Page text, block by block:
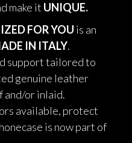
make it UNIQUE.
FOR YOU is an
IN ITALY.
support tailored to
genuine leather
and/or inlaid.
available, protect
is now part of